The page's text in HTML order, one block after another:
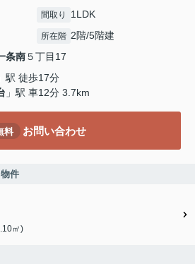
間取り 1LDK
所在階 2階/5階建
条南５丁目17
」駅 徒歩17分
」駅 車12分 3.7km
料 お問い合わせ
件
㎡)